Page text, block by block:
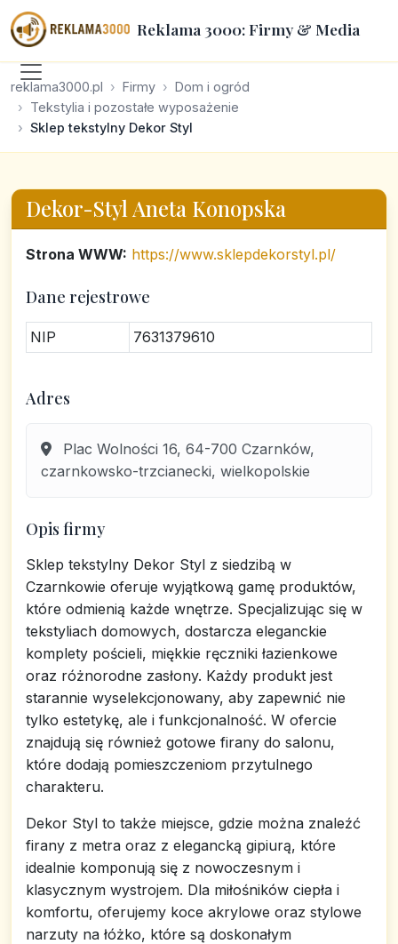
Reklama 3000: Firmy & Media
reklama3000.pl Firmy
Dom i ogród
Tekstylia i pozostałe wyposażenie
Sklep tekstylny Dekor Styl
Dekor-Styl Aneta Konopska
Strona WWW: https://www.sklepdekorstyl.pl/
Dane rejestrowe
NIP 7631379610
Adres
Plac Wolności 16, 64-700 Czarnków,
czarnkowsko-trzcianecki, wielkopolskie
Opis firmy
Sklep tekstylny Dekor Styl z siedzibą w
Czarnkowie oferuje wyjątkową gamę produktów,
które odmienią każde wnętrze. Specjalizując się w
tekstyliach domowych, dostarcza eleganckie
komplety pościeli, miękkie ręczniki łazienkowe
oraz różnorodne zasłony. Każdy produkt jest
starannie wyselekcjonowany, aby zapewnić nie
tylko estetykę, ale i funkcjonalność. W ofercie
znajdują się również gotowe firany do salonu,
które dodają pomieszczeniom przytulnego
charakteru.
Dekor Styl to także miejsce, gdzie można znaleźć
firany z metra oraz z elegancką gipiurą, które
idealnie komponują się z nowoczesnym i
klasycznym wystrojem. Dla miłośników ciepła i
komfortu, oferujemy koce akrylowe oraz stylowe
narzuty na łóżko, które są doskonałym